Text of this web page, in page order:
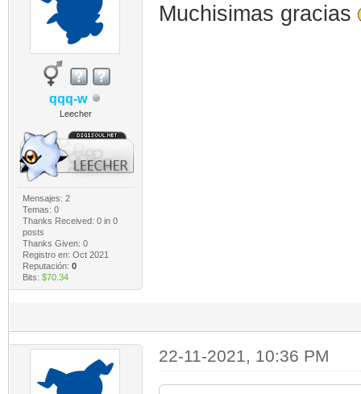
qqq-w
Leecher
Mensajes: 2
Temas: 0
Thanks Received: 0in 0
posts
Thanks Given: 0
Registro en: Oct 2021
Reputación: 0
Bits: $70.34
Muchisimas gracias
22-11-2021, 10:36 PM